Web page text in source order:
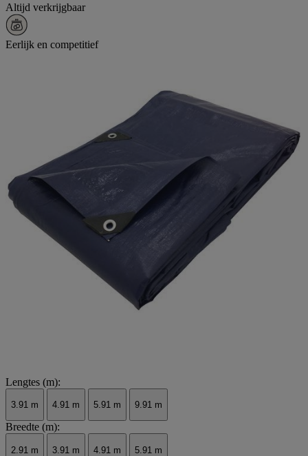
Altijd verkrijgbaar
Eerlijk en competitief
Lengtes (m):
3.91 m 4.91 m 5.91 m 9.91 m
Breedte (m):
2.91 m 3.91 m 4.91 m 5.91 m